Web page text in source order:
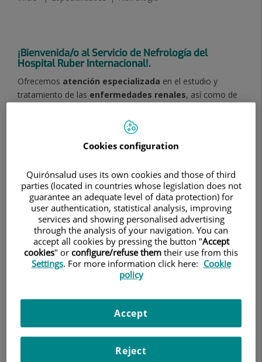
¡Bienvenida/o al Servicio de Nefrología del
Hospital Ruber Internacional!.
Ofrecemos atención especializada en el estudio y
tratamiento de las enfermedades renales, así como de
Hipertensión Arterial y la Diabetes Mellitus. Nuestro equipo
expertos altamente cualificados
tratamientos de sustitución renal avanzados, incluyendo
de las últimas tecnologías y prácticas médicas.
Tanto en consultas como en ingresos hospitalarios,
atendemos unaamplia variedad de condiciones, entre
ellas la Enfermedad Renal Crónica en sus diferentes etapas,
brindando un enfoque especializado en Nefrología
Geriátrica para nuestros pacientes de mayor edad.
Adicionalmente, nos destacamos en el manejo de
situaciones urgentes como la Insuficiencia Renal Aguda, así
(Glomerulonefritis) y aquellas renales derivadas de
condiciones sistémicas como Lupus Eritematoso
Diseminado, Mieloma, Amiloidosis, Diabetes Mellitus, entre
Cookies configuration
Quirónsalud uses its own cookies and those of third
parties (located in countries whose legislation does not
guarantee an adequate level of data protection) for
user authentication, statistical analysis, improving
services and showing personalised advertising
through the analysis of your navigation. You can
accept all cookies by pressing the button "Accept
cookies" or configure/refuse them their use from this
Settings. For more information click here: Cookie
policy
Reject
Accept